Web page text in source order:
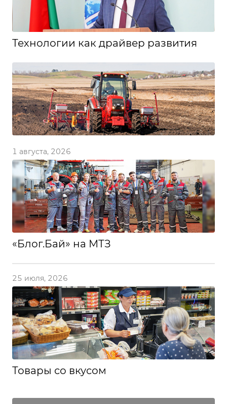
Технологии как драйвер развития
1 августа, 2026
«Блог.Бай» на МТЗ
25 июля, 2026
Товары со вкусом